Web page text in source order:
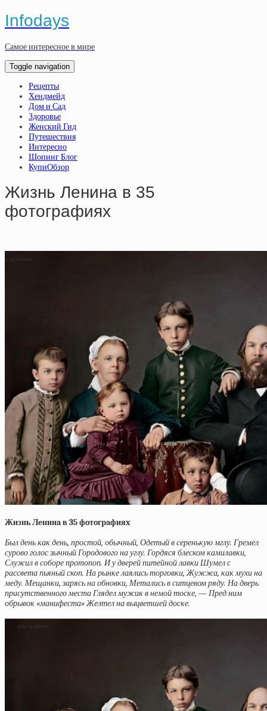
Infodays
Самое интересное в мире
Toggle navigation
Рецепты
Хендмейд
Дом и Сад
Здоровье
Женский Гид
Путешествия
Интересно
Шопинг Блог
КупиОбзор
Жизнь Лeнинa в 35
фoтoгpaфияx
Жизнь Лeнинa в 35 фoтoгpaфияx
Был день как день, простой, обычный, Одетый в серенькую мглу. Гремел
сурово голос зычный Городового на углу. Гордяся блеском камилавки,
Служил в соборе протопоп. И у дверей питейной лавки Шумел с
рассвета пьяный скоп. На рынке лаялись торговки, Жужжа, как мухи на
меду. Мещанки, зарясь на обновки, Метались в ситцевом ряду. На дверь
присутственного места Глядел мужик в немой тоске, — Пред ним
обрывок «манифеста» Желтел на выцветшей доске.